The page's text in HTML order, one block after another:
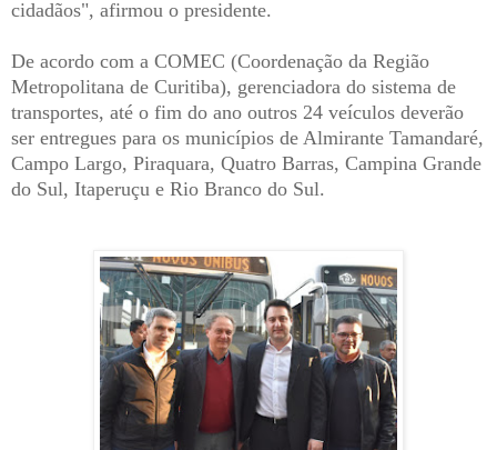
cidadãos", afirmou o presidente.
De acordo com a COMEC (Coordenação da Região
Metropolitana de Curitiba), gerenciadora do sistema de
transportes, até o fim do ano outros 24 veículos deverão
ser entregues para os municípios de Almirante Tamandaré,
Campo Largo, Piraquara, Quatro Barras, Campina Grande
do Sul, Itaperuçu e Rio Branco do Sul.